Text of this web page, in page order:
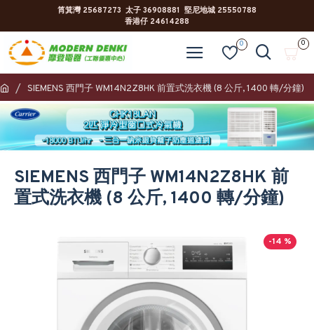
筲箕灣 25687273 太子 36908881 堅尼地城 25550788
香港仔 24614288
0 0
SIEMENS 西門子 WM14N2Z8HK 前置式洗衣機 (8 公斤, 1400 轉/分鐘)
SIEMENS 西門子 WM14N2Z8HK 前
置式洗衣機 (8 公斤, 1400 轉/分鐘)
-14 %